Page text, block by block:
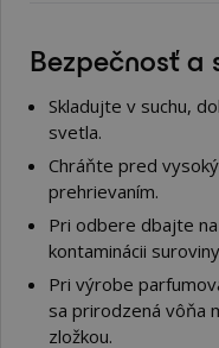
Bezpečnosť a
Skladujte v suchu,
svetla.
Chráňte pred
prehrievaním.
Pri odbere dbajte
kontaminácii
Pri výrobe
sa prirodzená vôňa
zložkou.